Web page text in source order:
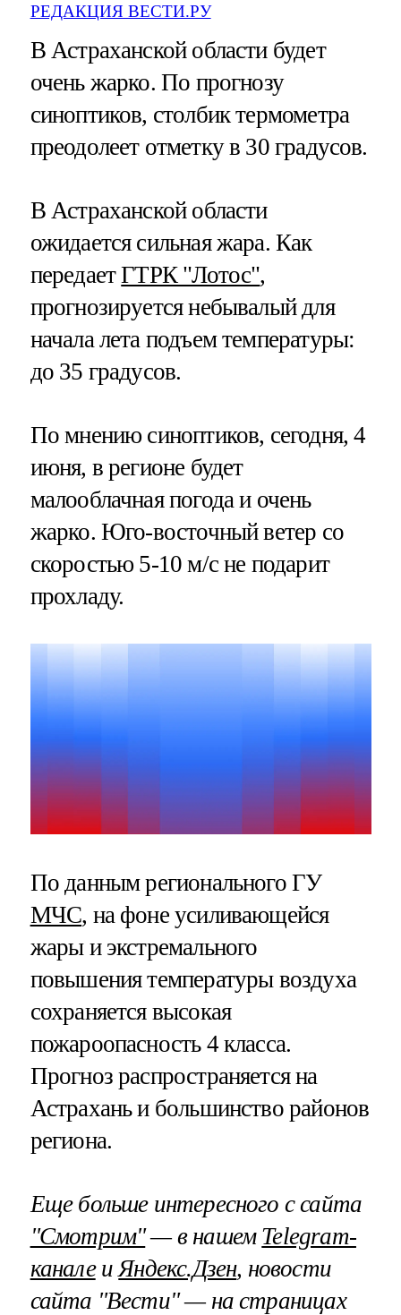
РЕДАКЦИЯ ВЕСТИ.РУ
В Астраханской области будет
очень жарко. По прогнозу
синоптиков, столбик термометра
преодолеет отметку в 30 градусов.
В Астраханской области
ожидается сильная жара. Как
передаетГТРК "Лотос",
прогнозируется небывалый для
начала лета подъем температуры:
до 35 градусов.
По мнению синоптиков, сегодня, 4
июня, в регионе будет
малооблачная погода и очень
жарко. Юго-восточный ветер со
скоростью 5-10 м/с не подарит
прохладу.
По данным регионального ГУ
МЧС, на фоне усиливающейся
жары и экстремального
повышения температуры воздуха
сохраняется высокая
пожароопасность 4 класса.
Прогноз распространяется на
Астрахань и большинство районов
региона.
Еще больше интересного с сайта
"Смотрим"— в нашем Telegram-
каналеи Яндекс.Дзен, новости
сайта "Вести" — на страницах